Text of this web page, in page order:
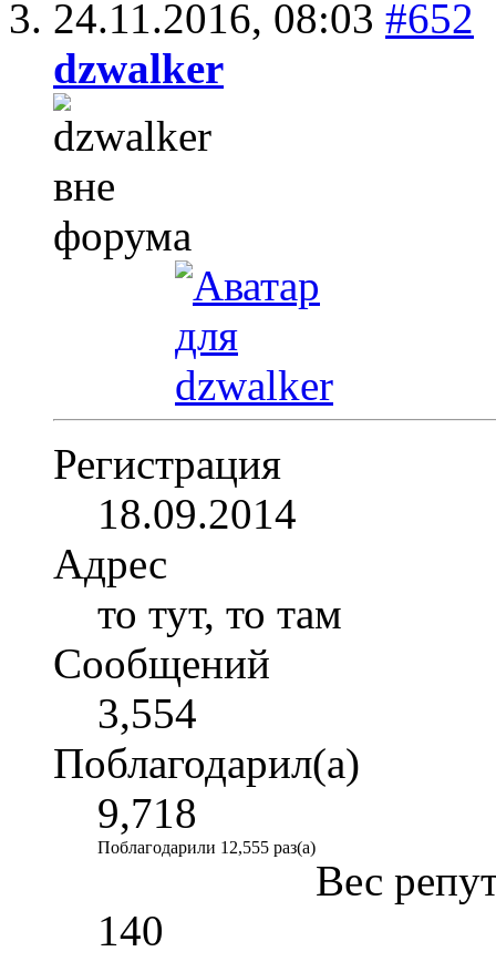
24.11.2016, 08:03 #652
dzwalker
Регистрация
18.09.2014
Адрес
то тут, то там
Сообщений
3,554
Поблагодарил(а)
9,718
Поблагодарили 12,555 раз(а)
Вес
140